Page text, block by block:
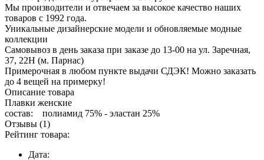
Мы производители и отвечаем за высокое качество наших
товаров с 1992 года.
Уникальные дизайнерские модели и обновляемые модные
коллекции
Самовывоз в день заказа при заказе до 13-00 на ул. Заречная,
37, 22Н (м. Парнас)
Примерочная в любом пункте выдачи СДЭК! Можно заказать
до 4 вещей на примерку!
Описание товара
Плавки женские
состав: полиамид 75% - эластан 25%
Отзывы (1)
Рейтинг товара:
Дата: